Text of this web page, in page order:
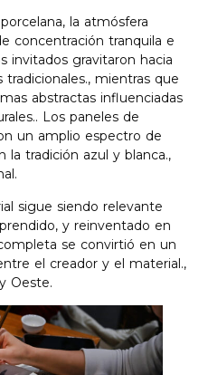
la atmósfera
concentración tranquila e
invitados gravitaron hacia
mientras que
abstractas influenciadas
Los paneles de
un amplio espectro de
la tradición azul y blanca.,
sigue siendo relevante
y reinventado en
se convirtió en un
el creador y el material.,
Oeste.